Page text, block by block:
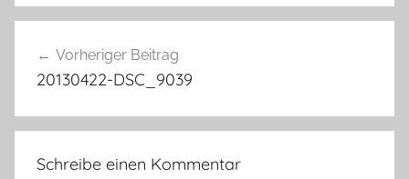
Vorheriger Beitrag
20130422-DSC_9039
Schreibe einen Kommentar